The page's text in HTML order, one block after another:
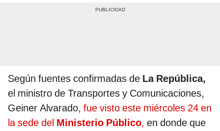
Según fuentes confirmadas de La República,
el ministro de Transportes y Comunicaciones,
Geiner Alvarado, fue visto este miércoles 24 en
la sede del Ministerio Público, en donde que